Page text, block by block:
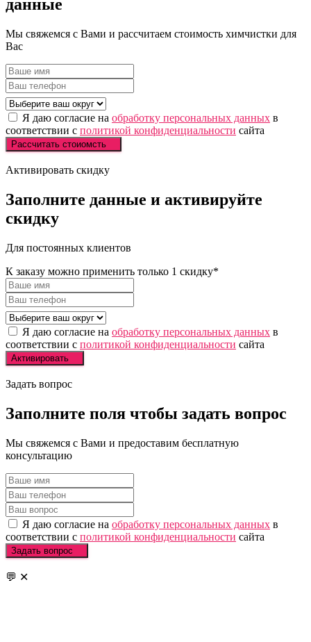
данные
Мы свяжемся с Вами и рассчитаем стоимость химчистки для
Вас
Я даю согласие на обработку персональных данных в
соответствии с политикой конфиденциальности сайта
Рассчитать стоиомсть
Активировать скидку
Заполните данные и активируйте
скидку
Для постоянных клиентов
К заказу можно применить только 1 скидку*
Я даю согласие на обработку персональных данных в
соответствии с политикой конфиденциальности сайта
Активировать
Задать вопрос
Заполните поля чтобы задать вопрос
Мы свяжемся с Вами и предоставим бесплатную
консультацию
Я даю согласие на обработку персональных данных в
соответствии с политикой конфиденциальности сайта
Задать вопрос
💬 ✕